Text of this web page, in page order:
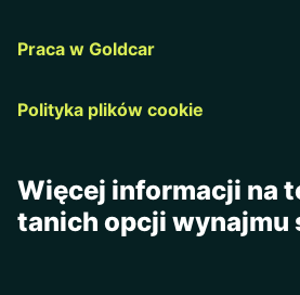
Praca w Goldcar
Polityka plików cookie
Więcej informacji na
tanich opcji wynajmu